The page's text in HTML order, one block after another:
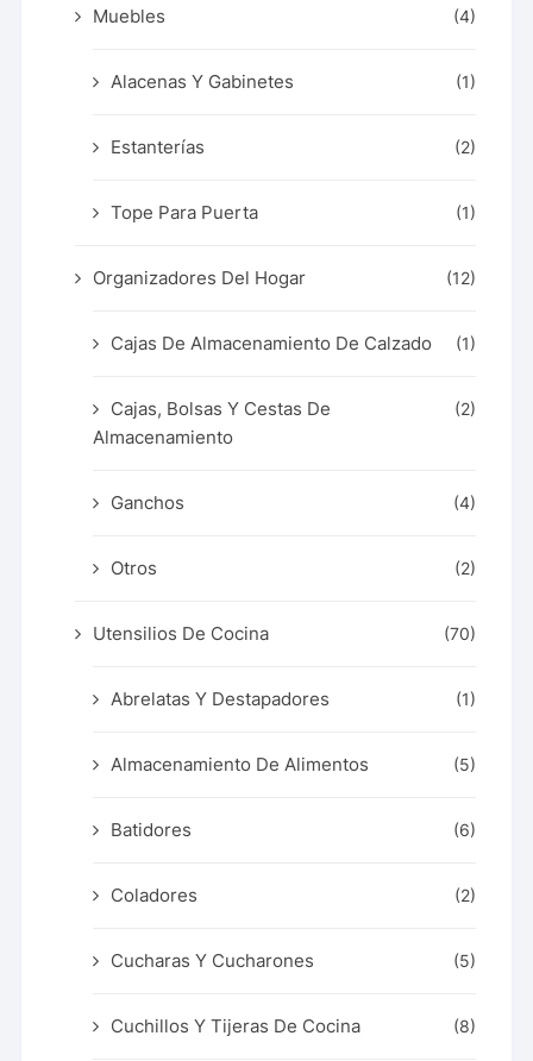
Muebles (4)
Alacenas Y Gabinetes (1)
Estanterías (2)
Tope Para Puerta (1)
Organizadores Del Hogar (12)
Cajas De Almacenamiento De Calzado (1)
Cajas, Bolsas Y Cestas De
Almacenamiento
(2)
Ganchos (4)
Otros (2)
Utensilios De Cocina (70)
Abrelatas Y Destapadores (1)
Almacenamiento De Alimentos (5)
Batidores (6)
Coladores (2)
Cucharas Y Cucharones (5)
Cuchillos Y Tijeras De Cocina (8)